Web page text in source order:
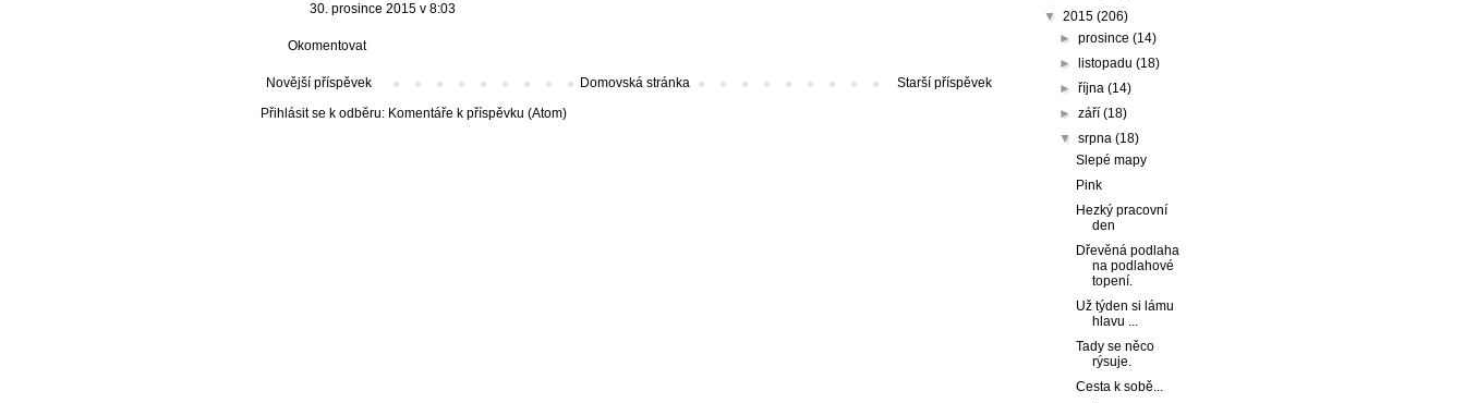
30. prosince 2015 v 8:03
Okomentovat
Novější příspěvek Starší příspěvek
Domovská stránka
Přihlásit se k odběru: Komentáře k příspěvku (Atom)
▼ 2015 (206)
►prosince(14)
►
listopadu(18)
►října(14)
►září(18)
▼srpna(18)
Slepé mapy
Pink
Hezký pracovní
den
Dřevěná podlaha
na podlahové
topení.
Už týden si lámu
hlavu ...
Tady se něco
rýsuje.
Cesta k sobě...